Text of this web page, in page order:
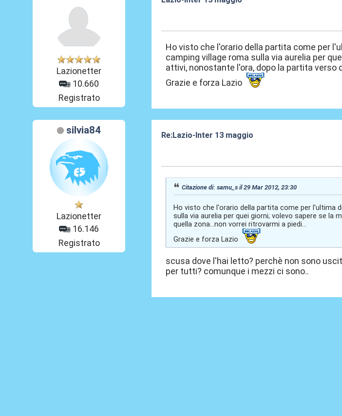
Lazionetter
10.660
Registrato
Ho visto che l'orario della partita come per
camping village roma sulla via aurelia per
attivi, nonostante l'ora, dopo la partita verso
Grazie e forza Lazio
silvia84
Lazionetter
16.146
Registrato
Re:Lazio-Inter 13 maggio
Citazione di: samu_s il 29 Mar 2012, 23:30
Ho visto che l'orario della partita come per l'ultima
sulla via aurelia per quei giorni; volevo sapere se
quella zona...non vorrei ritrovarmi a piedi...
Grazie e forza Lazio
scusa dove l'hai letto? perchè non sono
per tutti? comunque i mezzi ci sono..